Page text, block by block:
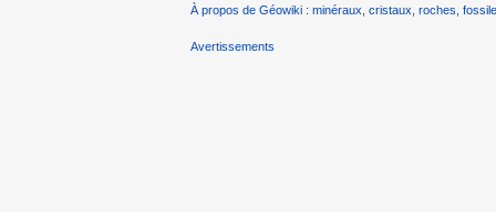
À propos de Géowiki : minéraux, cristaux, roches,
Avertissements